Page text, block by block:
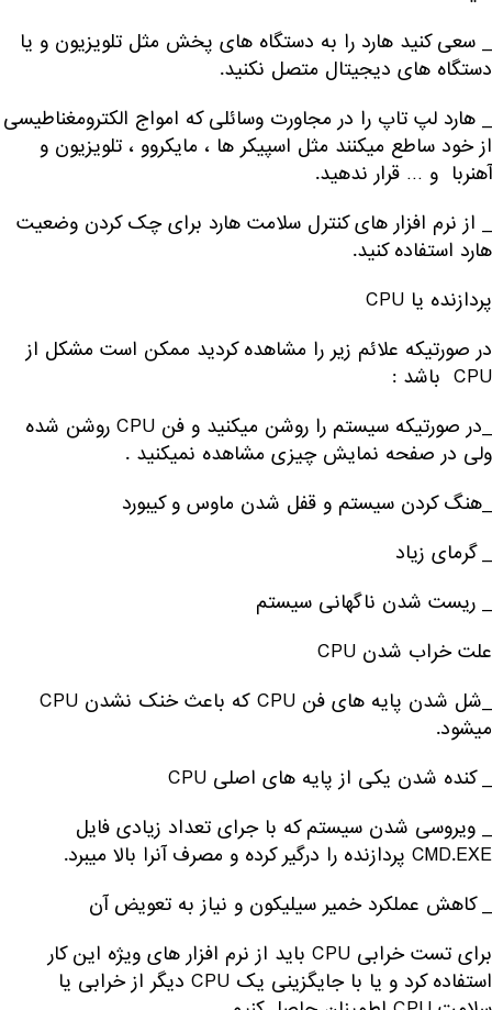
_ سعی کنید هارد را به دستگاه های پخش مثل تلویزیون و یا
دستگاه های دیجیتال متصل نکنید.
_ هارد لپ تاپ را در مجاورت وسائلی که امواج الکترومغناطیسی
از خود ساطع میکنند مثل اسپیکر ها ، مایکروو ، تلویزیون و
آهنربا و … قرار ندهید.
_ از نرم افزار های کنترل سلامت هارد برای چک کردن وضعیت
هارد استفاده کنید.
پردازنده یا CPU
در صورتیکه علائم زیر را مشاهده کردید ممکن است مشکل از
CPU باشد :
_در صورتیکه سیستم را روشن میکنید و فن CPU روشن شده
ولی در صفحه نمایش چیزی مشاهده نمیکنید .
_هنگ کردن سیستم و قفل شدن ماوس و کیبورد
_ گرمای زیاد
_ ریست شدن ناگهانی سیستم
علت خراب شدن CPU
_شل شدن پایه های فن CPU که باعث خنک نشدن CPU
میشود.
_ کنده شدن یکی از پایه های اصلی CPU
_ ویروسی شدن سیستم که با جرای تعداد زیادی فایل
CMD.EXE پردازنده را درگیر کرده و مصرف آنرا بالا میبرد.
_ کاهش عملکرد خمیر سیلیکون و نیاز به تعویض آن
برای تست خرابی CPU باید از نرم افزار های ویژه این کار
استفاده کرد و یا با جایگزینی یک CPU دیگر از خرابی یا